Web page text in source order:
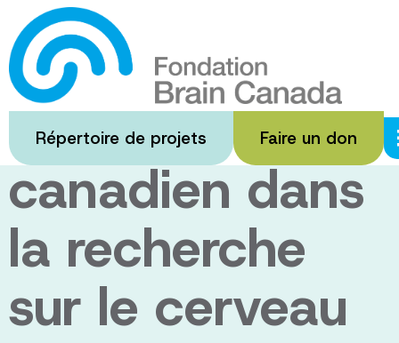
Passer
au
contenu
principal
Répertoire de projets Faire un don
Célébration du
leadership
canadien dans
la recherche
sur le cerveau